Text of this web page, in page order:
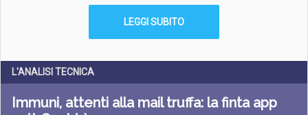
LEGGI SUBITO
L'ANALISI TECNICA
Immuni, attenti alla mail truffa: la finta app